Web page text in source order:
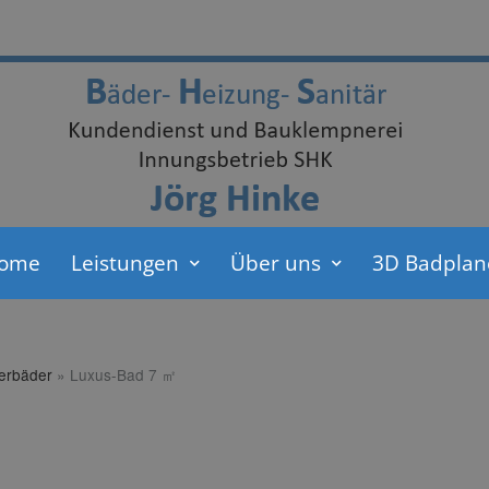
Leistungen Über uns 3D
» Luxus-Bad 7 ㎡